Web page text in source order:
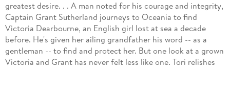
greatest desire. . . A man noted for his courage and integrity,
Captain Grant Sutherland journeys to Oceania to find
Victoria Dearbourne, an English girl lost at sea a decade
before. He's given her ailing grandfather his word -- as a
gentleman -- to find and protect her. But one look at a grown
Victoria and Grant has never felt less like one. Tori relishes